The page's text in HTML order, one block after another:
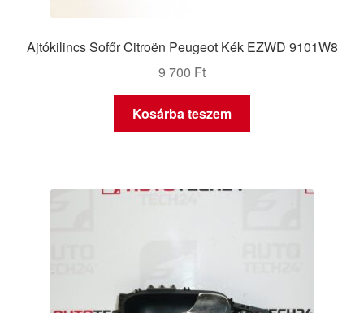
Ajtókilincs Sofőr Citroën Peugeot Kék EZWD 9101W8
9 700 Ft
Kosárba teszem